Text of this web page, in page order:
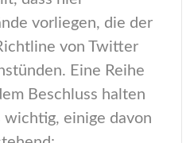
vorliegen, die der
von Twitter
Eine Reihe
Beschluss halten
einige davon